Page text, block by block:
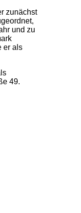
zunächst
und zu
er als
49.